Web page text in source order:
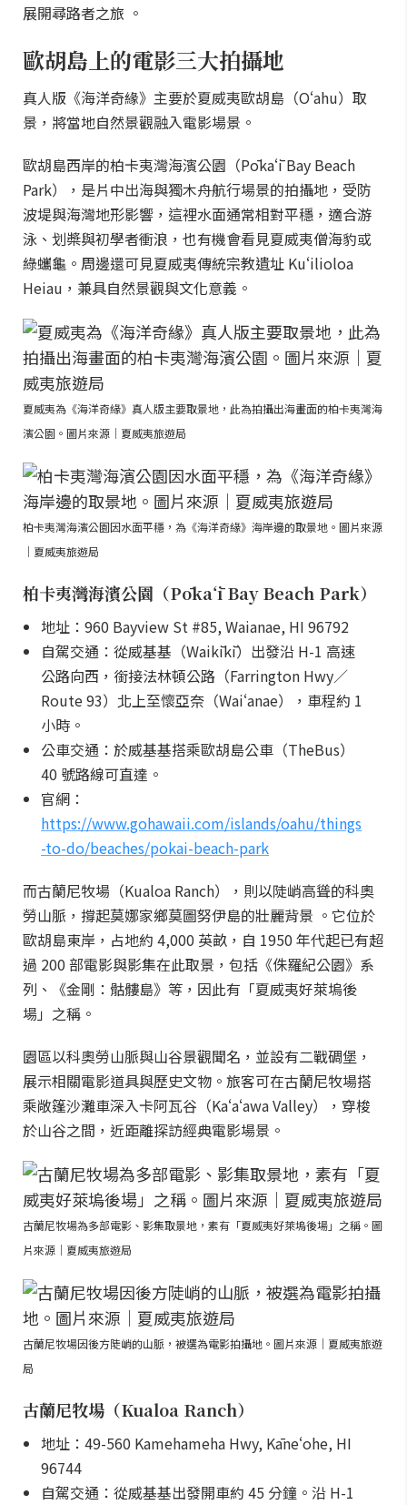
展開尋路者之旅 。
歐胡島上的電影三大拍攝地
真人版《海洋奇緣》主要於夏威夷歐胡島（Oʻahu）取
景，將當地自然景觀融入電影場景。
歐胡島西岸的柏卡夷灣海濱公園（Pōkaʻī Bay Beach
Park），是片中出海與獨木舟航行場景的拍攝地，受防
波堤與海灣地形影響，這裡水面通常相對平穩，適合游
泳、划槳與初學者衝浪，也有機會看見夏威夷僧海豹或
綠蠵龜。周邊還可見夏威夷傳統宗教遺址 Kuʻilioloa
Heiau，兼具自然景觀與文化意義。
夏威夷為《海洋奇緣》真人版主要取景地，此為拍攝出海畫面的柏卡夷灣海
濱公園。圖片來源｜夏威夷旅遊局
柏卡夷灣海濱公園因水面平穩，為《海洋奇緣》海岸邊的取景地。圖片來源
｜夏威夷旅遊局
柏卡夷灣海濱公園（Pōkaʻī Bay Beach Park）
地址：960 Bayview St #85, Waianae, HI 96792
自駕交通：從威基基（Waikīkī）出發沿 H-1 高速
公路向西，銜接法林頓公路（Farrington Hwy／
Route 93）北上至懷亞奈（Waiʻanae），車程約 1
小時。
公車交通：於威基基搭乘歐胡島公車（TheBus）
40 號路線可直達。
官網：
https://www.gohawaii.com/islands/oahu/things
-to-do/beaches/pokai-beach-park
而古蘭尼牧場（Kualoa Ranch），則以陡峭高聳的科奧
勞山脈，撐起莫娜家鄉莫圖努伊島的壯麗背景 。它位於
歐胡島東岸，占地約 4,000 英畝，自 1950 年代起已有超
過 200 部電影與影集在此取景，包括《侏羅紀公園》系
列、《金剛：骷髏島》等，因此有「夏威夷好萊塢後
場」之稱。
園區以科奧勞山脈與山谷景觀聞名，並設有二戰碉堡，
展示相關電影道具與歷史文物。旅客可在古蘭尼牧場搭
乘敞篷沙灘車深入卡阿瓦谷（Kaʻaʻawa Valley），穿梭
於山谷之間，近距離探訪經典電影場景。
古蘭尼牧場為多部電影、影集取景地，素有「夏威夷好萊塢後場」之稱。圖
片來源｜夏威夷旅遊局
古蘭尼牧場因後方陡峭的山脈，被選為電影拍攝地。圖片來源｜夏威夷旅遊
局
古蘭尼牧場（Kualoa Ranch）
地址：49-560 Kamehameha Hwy, Kāneʻohe, HI
96744
自駕交通：從威基基出發開車約 45 分鐘。沿 H-1